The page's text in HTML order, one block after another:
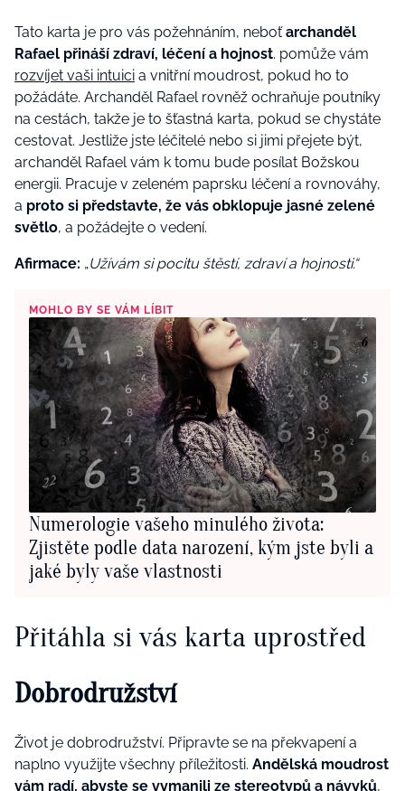
Tato karta je pro vás požehnáním, neboťarchanděl
Rafael přináší zdraví, léčení a hojnost. pomůže vám
rozvíjet vaši intuici a vnitřní moudrost, pokud ho to
požádáte. Archanděl Rafael rovněž ochraňuje poutníky
na cestách, takže je to šťastná karta, pokud se chystáte
cestovat. Jestliže jste léčitelé nebo si jimi přejete být,
archanděl Rafael vám k tomu bude posílat Božskou
energii. Pracuje v zeleném paprsku léčení a rovnováhy,
a proto si představte, že vás obklopuje jasné zelené
světlo, a požádejte o vedení.
Afirmace: „Užívám si pocitu štěstí, zdraví a hojnosti.“
MOHLO BY SE VÁM LÍBIT
Numerologie vašeho minulého života:
Zjistěte podle data narození, kým jste byli a
jaké byly vaše vlastnosti
Přitáhla si vás karta uprostřed
Dobrodružství
Život je dobrodružství. Připravte se na překvapení a
naplno využijte všechny příležitosti. Andělská moudrost
vám radí, abyste se vymanili ze stereotypů a návyků,